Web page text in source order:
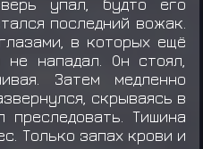
упал, будто его
последний вожак.
в которых ещё
нападал. Он стоял,
Затем медленно
скрываясь в
Тишина
Только запах крови и